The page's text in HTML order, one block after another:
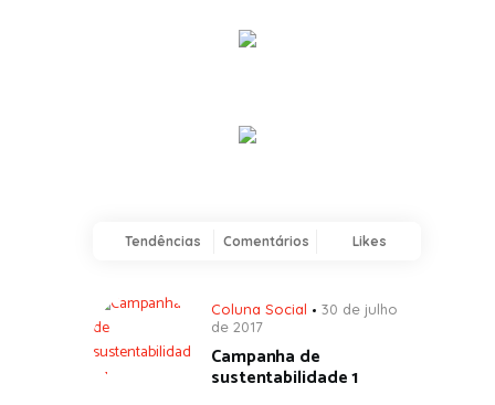
Tendências Comentários Likes
Coluna Social
30 de julho
de 2017
Campanha de
sustentabilidade 1